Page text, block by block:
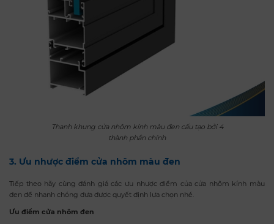
Thanh khung cửa nhôm kính màu đen cấu tạo bởi 4
thành phần chính
3. Ưu nhược điểm cửa nhôm màu đen
Tiếp theo hãy cùng đánh giá các ưu nhược điểm của cửa nhôm kính màu
đen để nhanh chóng đưa được quyết định lựa chọn nhé.
Ưu điểm cửa nhôm đen